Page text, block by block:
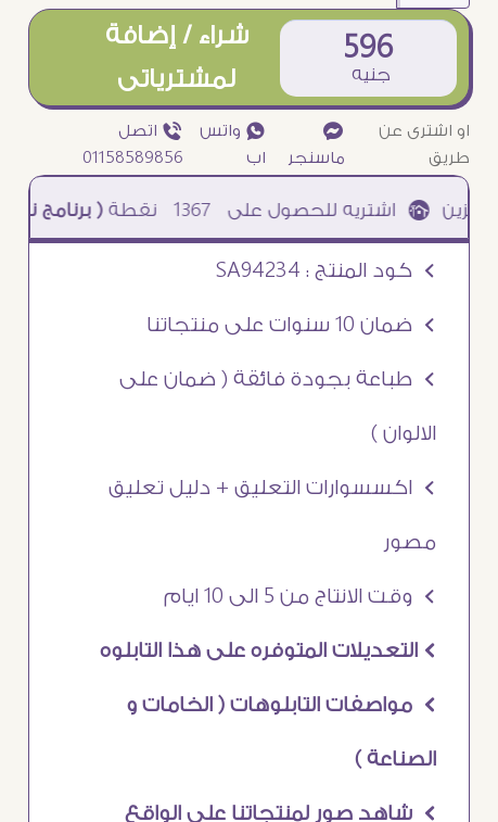
596
جنيه
شراء / إضافة
لمشترياتى
او اشترى عن
طريق
¥
ماسنجر
₧ واتس
اب
ƒ اتصل
01158589856
1367 نقطة( برنامج نقاطى )à خصم 5% للعملاء الجدد à شحن مجانى عند الشراء ب 4000 جنيه à
Ö كود المنتج : SA94234
Ö ضمان 10 سنوات على منتجاتنا
Ö طباعة بجودة فائقة ( ضمان على
الالوان )
Ö اكسسوارات التعليق + دليل تعليق
مصور
Ö وقت الانتاج من 5 الى 10 ايام
Ö التعديلات المتوفره على هذا التابلوه
Ö مواصفات التابلوهات ( الخامات و
الصناعة )
Ö شاهد صور لمنتجاتنا على الواقع